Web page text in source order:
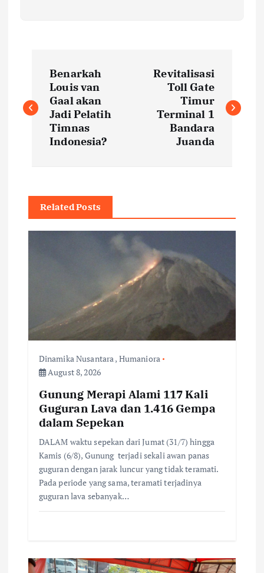
o
s
v
a
Benarkah
Louis van
Gaal akan
Jadi Pelatih
Timnas
Indonesia?
Revitalisasi
Toll Gate
Timur
Terminal 1
Bandara
Juanda
Related Posts
Dinamika Nusantara, Humaniora
August 8, 2026
Gunung Merapi Alami 117 Kali
Guguran Lava dan 1.416 Gempa
dalam Sepekan
DALAM waktu sepekan dari Jumat (31/7) hingga
Kamis (6/8), Gunung terjadi sekali awan panas
guguran dengan jarak luncur yang tidak teramati.
Pada periode yang sama, teramati terjadinya
guguran lava sebanyak…